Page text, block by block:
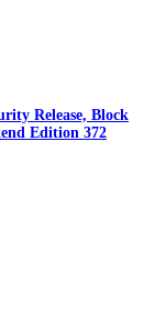
Release, Block
Edition 372